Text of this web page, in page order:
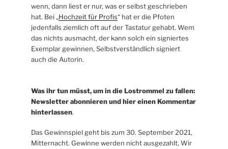
wenn, dann liest er nur, was er selbst geschrieben
hat. Bei „Hochzeit für Profis“ hat er die Pfoten
jedenfalls ziemlich oft auf der Tastatur gehabt. Wem
das nichts ausmacht, der kann solch ein signiertes
Exemplar gewinnen, Selbstverständlich signiert
auch die Autorin.
Was ihr tun müsst, um in die Lostrommel zu fallen:
Newsletter abonnieren und hier einen Kommentar
hinterlassen.
Das Gewinnspiel geht bis zum 30. September 2021,
Mitternacht. Gewinne werden nicht ausgezahlt, Wir